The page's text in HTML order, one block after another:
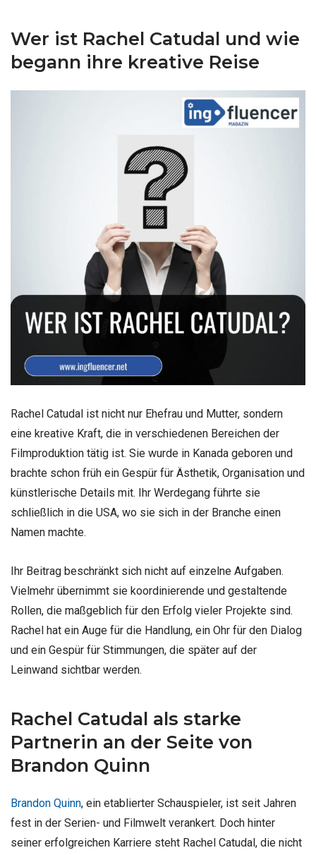
Wer ist Rachel Catudal und wie
begann ihre kreative Reise
Rachel Catudal ist nicht nur Ehefrau und Mutter, sondern
eine kreative Kraft, die in verschiedenen Bereichen der
Filmproduktion tätig ist. Sie wurde in Kanada geboren und
brachte schon früh ein Gespür für Ästhetik, Organisation und
künstlerische Details mit. Ihr Werdegang führte sie
schließlich in die USA, wo sie sich in der Branche einen
Namen machte.
Ihr Beitrag beschränkt sich nicht auf einzelne Aufgaben.
Vielmehr übernimmt sie koordinierende und gestaltende
Rollen, die maßgeblich für den Erfolg vieler Projekte sind.
Rachel hat ein Auge für die Handlung, ein Ohr für den Dialog
und ein Gespür für Stimmungen, die später auf der
Leinwand sichtbar werden.
Rachel Catudal als starke
Partnerin an der Seite von
Brandon Quinn
Brandon Quinn, ein etablierter Schauspieler, ist seit Jahren
fest in der Serien- und Filmwelt verankert. Doch hinter
seiner erfolgreichen Karriere steht Rachel Catudal, die nicht